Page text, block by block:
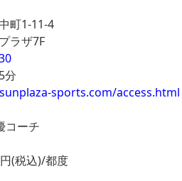
町1-11-4
ラザ7F
分
sports.com/access.html
ーチ
(税込)/都度